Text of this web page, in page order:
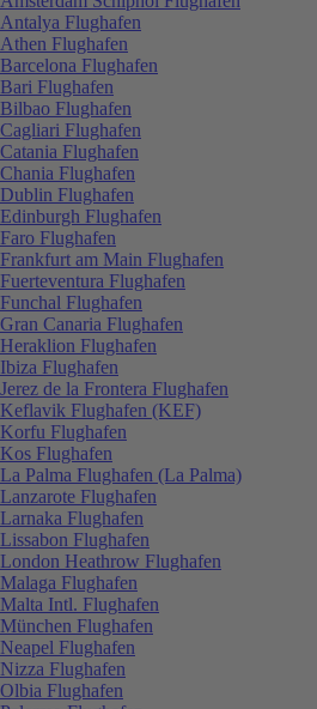
Antalya Flughafen
Athen Flughafen
Barcelona Flughafen
Bari Flughafen
Bilbao Flughafen
Cagliari Flughafen
Catania Flughafen
Chania Flughafen
Dublin Flughafen
Edinburgh Flughafen
Faro Flughafen
Frankfurt am Main Flughafen
Fuerteventura Flughafen
Funchal Flughafen
Gran Canaria Flughafen
Heraklion Flughafen
Ibiza Flughafen
Jerez de la Frontera Flughafen
Keflavik Flughafen (KEF)
Korfu Flughafen
Kos Flughafen
La Palma Flughafen (La Palma)
Lanzarote Flughafen
Larnaka Flughafen
Lissabon Flughafen
London Heathrow Flughafen
Malaga Flughafen
Malta Intl. Flughafen
München Flughafen
Neapel Flughafen
Nizza Flughafen
Olbia Flughafen